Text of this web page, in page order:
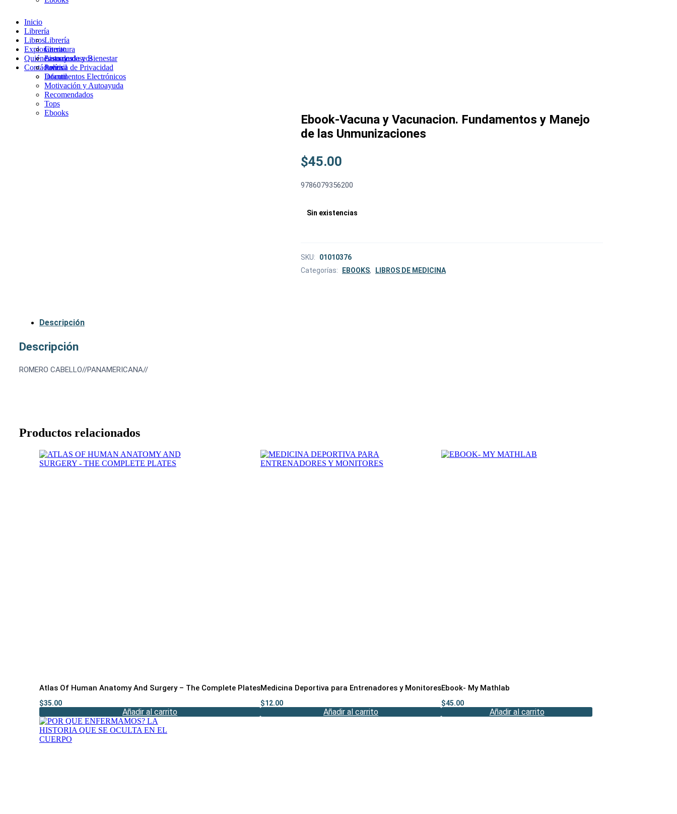
Inicio
Librería
Librería
Carrito
Lista de deseos
Política de Privacidad
Documentos Electrónicos
Libros
Literatura
Autoayuda y Bienestar
Juvenil
Infantil
Motivación y Autoayuda
Recomendados
Tops
Ebooks
Explorar
Quiénes somos
Contáctanos
Ebook-Vacuna y Vacunacion. Fundamentos y Manejo
de las Unmunizaciones
$45.00
9786079356200
Sin existencias
SKU:
01010376
Categorías:
EBOOKS, LIBROS DE MEDICINA
Descripción
Descripción
ROMERO CABELLO//PANAMERICANA//
Productos relacionados
Atlas Of Human Anatomy And Surgery – The Complete Plates
$35.00
Añadir al carrito
Medicina Deportiva para Entrenadores y Monitores
$12.00
Añadir al carrito
Ebook- My Mathlab
$45.00
Añadir al carrito